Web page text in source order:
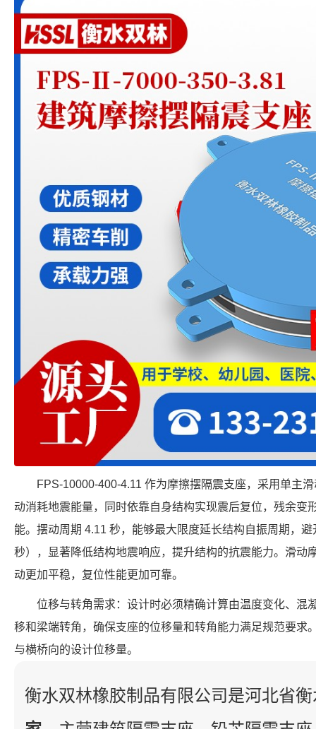
FPS-10000-400-4.11 作为摩擦摆隔震支座，采用单主
动消耗地震能量，同时依靠自身结构实现震后复位，残余变
能。摆动周期 4.11 秒，能够最大限度延长结构自振周期，
秒），显著降低结构地震响应，提升结构的抗震能力。滑动
动更加平稳，复位性能更加可靠。
位移与转角需求：设计时必须精确计算由温度变化、混
移和梁端转角，确保支座的位移量和转角能力满足规范要求
与横桥向的设计位移量。
衡水双林橡胶制品有限公司是河北省